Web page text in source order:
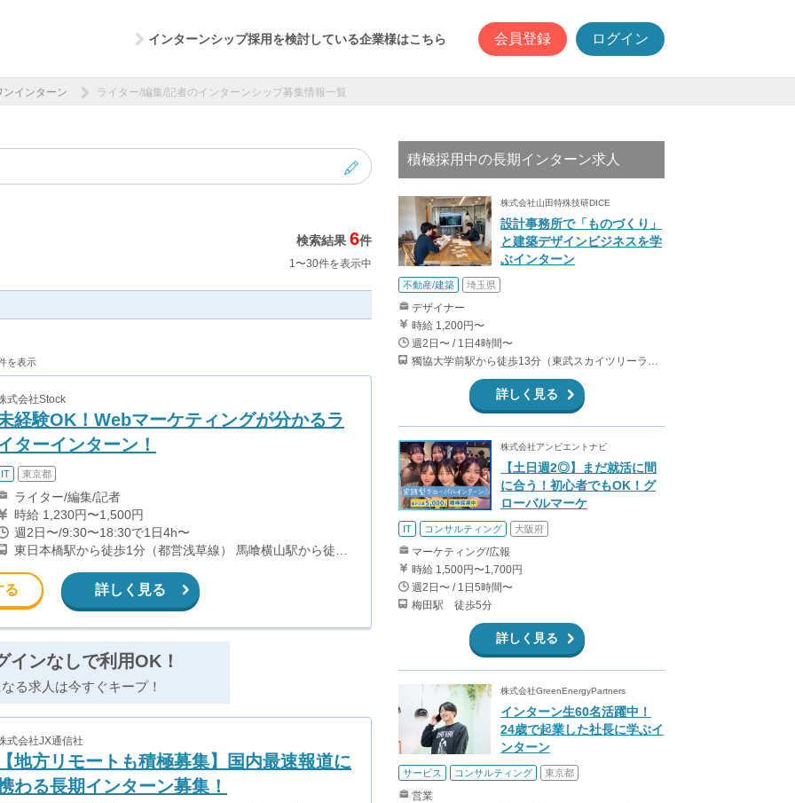
インターンシップ採用を検討している企業様はこちら 会員登録 ログイン
インターン ライター/編集/記者のインターンシップ募集情報一覧
検索結果 6件
1〜30件を表示中
を表示
式会社Stock
経験OK！Webマーケティングが分かるラ
ターインターン！
IT 東京都
ライター/編集/記者
時給 1,230円〜1,500円
週2日〜/9:30〜18:30で1日4h〜
東日本橋駅から徒歩1分（都営浅草線） 馬喰横山駅から徒歩
る 詳しく見る
インなしで利用OK！
る求人は今すぐキープ！
式会社JX通信社
地方リモートも積極募集】国内最速報道に
わる長期インターン募集！
積極採用中の長期インターン求人
株式会社山田特殊技研DICE
設計事務所で「ものづくり」
と建築デザインビジネスを学
ぶインターン
不動産/建築 埼玉県
デザイナー
時給 1,200円〜
週2日〜 / 1日4時間〜
獨協大学前駅から徒歩13分（東武スカイツリーライン、東武伊勢崎線、東武日光線、鬼怒川線）
詳しく見る
株式会社アンビエントナビ
【土日週2◎】まだ就活に間
に合う！初心者でもOK！グ
ローバルマーケ
IT コンサルティング 大阪府
マーケティング/広報
時給 1,500円〜1,700円
週2日〜 / 1日5時間〜
梅田駅 徒歩5分
詳しく見る
株式会社GreenEnergyPartners
インターン生60名活躍中！
24歳で起業した社長に学ぶイ
ンターン
サービス コンサルティング 東京都
営業